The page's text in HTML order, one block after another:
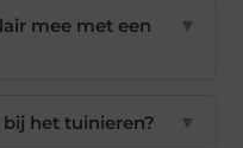
mee met een
▼
het tuinieren? ▼